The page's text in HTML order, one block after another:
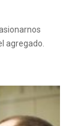
agregado.